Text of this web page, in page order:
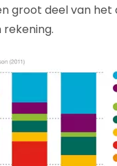
groot deel van het